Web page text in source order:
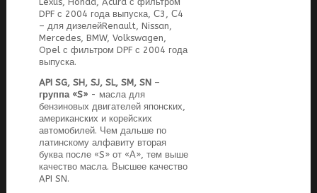
DPF с 2004 года выпуска, С3, С4
– для дизелейRenault, Nissan,
Mercedes, BMW, Volkswagen,
Opel с фильтром DPF с 2004 года
выпуска.
API SG, SH, SJ, SL, SM, SN–
группа «S»- масла для
бензиновых двигателей японских,
американских и корейских
автомобилей. Чем дальше по
латинскому алфавиту вторая
буква после «S» от «А», тем выше
качество масла. Высшее качество
API SN.